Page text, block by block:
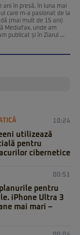
ani în presă, în luna mai
care m-a pasionat de la
(mai mult de 15 ani)
Mediafax, unde am
publicat și în Ziarul ...
10:24
utilizează
pentru
cibernetice
00:51
pentru
iPhone Ultra 3
mai mari –